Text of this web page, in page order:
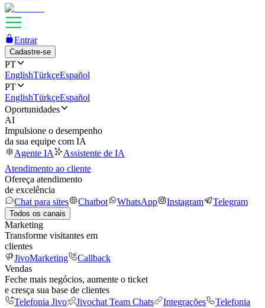
Entrar
Cadastre-se
PT
EnglishTürkçeEspañol
PT
EnglishTürkçeEspañol
Oportunidades
AI
Impulsione o desempenho
da sua equipe com IA
Agente IA
Assistente de IA
Atendimento ao cliente
Ofereça atendimento
de excelência
Chat para sites
Chatbot WhatsApp Instagram Telegram
Todos os canais
Marketing
Transforme visitantes em
clientes
JivoMarketing
Callback
Vendas
Feche mais negócios, aumente o ticket
e cresça sua base de clientes
Telefonia Jivo
Jivochat Team Chats Integrações
Telefonia